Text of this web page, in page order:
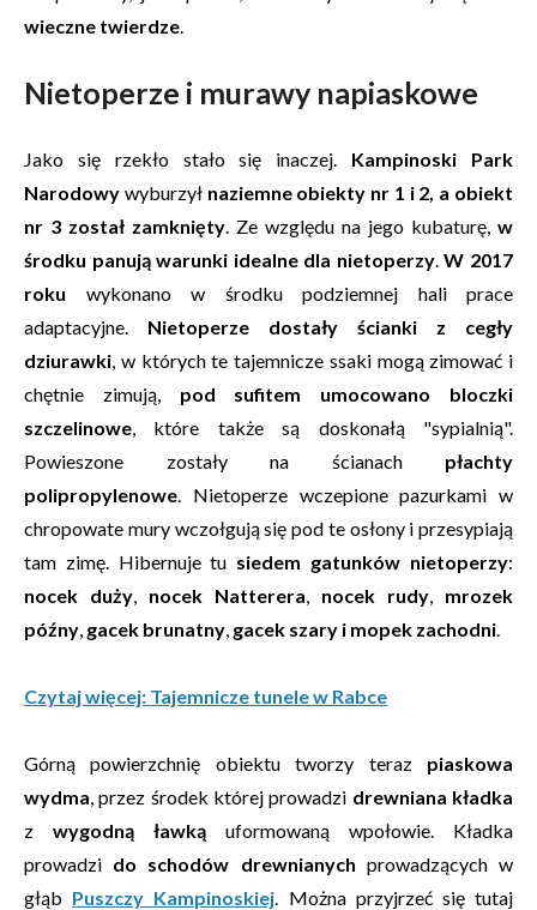
wieczne twierdze.
Nietoperze i murawy napiaskowe
Jako się rzekło stało się inaczej. Kampinoski Park
Narodowy wyburzył naziemne obiekty nr 1 i 2, a obiekt
nr 3 został zamknięty. Ze względu na jego kubaturę, w
środku panują warunki idealne dla nietoperzy.W 2017
roku wykonano w środku podziemnej hali prace
adaptacyjne. Nietoperze dostały ścianki z cegły
dziurawki, w których te tajemnicze ssaki mogą zimować i
chętnie zimują, pod sufitem umocowano bloczki
szczelinowe, które także są doskonałą "sypialnią".
Powieszone zostały na ścianach płachty
polipropylenowe. Nietoperze wczepione pazurkami w
chropowate mury wczołgują się pod te osłony i przesypiają
tam zimę. Hibernuje tu siedem gatunków nietoperzy:
nocek duży, nocek Natterera, nocek rudy, mrozek
późny, gacek brunatny, gacek szary i mopek zachodni.
Czytaj więcej: Tajemnicze tunele w Rabce
Górną powierzchnię obiektu tworzy terazpiaskowa
wydma, przez środek której prowadzi drewniana kładka
z wygodną ławką uformowaną wpołowie. Kładka
prowadzi do schodów drewnianych prowadzących w
głąb Puszczy Kampinoskiej. Można przyjrzeć się tutaj